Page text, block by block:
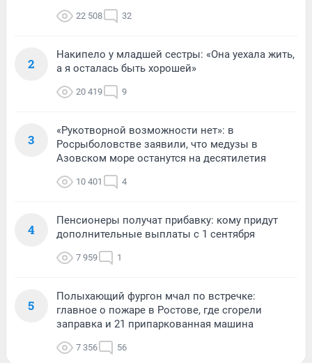
22 508 32
2
Накипело у младшей сестры: «Она уехала жить,
а я осталась быть хорошей»
20 419 9
3
«Рукотворной возможности нет»: в
Росрыболовстве заявили, что медузы в
Азовском море останутся на десятилетия
10 401 4
4
Пенсионеры получат прибавку: кому придут
дополнительные выплаты с 1 сентября
7 959 1
5
Полыхающий фургон мчал по встречке:
главное о пожаре в Ростове, где сгорели
заправка и 21 припаркованная машина
7 356 56